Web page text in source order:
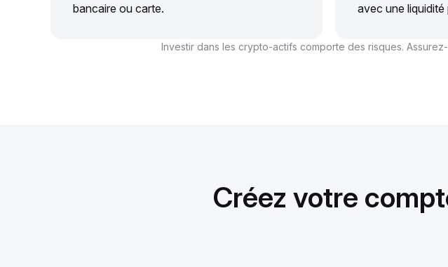
bancaire ou carte.
avec une
Investir dans les crypto-actifs comporte des risques.
Créez votre